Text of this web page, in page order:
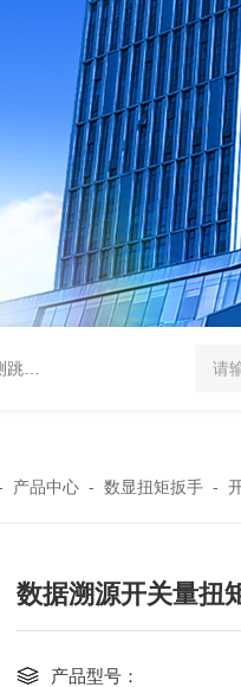
丝 5-300N.m的扭矩扳
产品中心- 数显扭矩扳手-
数据溯源开关量扭
产品型号：